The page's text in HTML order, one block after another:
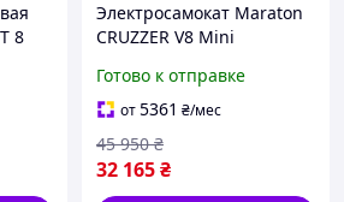
8
Электросамокат Maraton
CRUZZER V8 Mini
10.4Ач, до 45 км для
подростка 10.4 Ач 406 мм
100 см 32 км ч
Готово к отправке
от5361 ₴/мес
32 165₴
45 950 ₴